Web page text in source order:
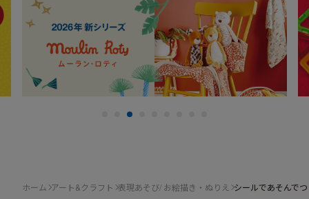
ホーム アート&クラフト 表現あそび/ お絵描き・ぬりえ シールであそんで